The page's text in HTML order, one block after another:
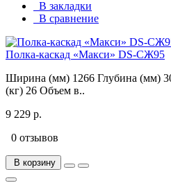
В закладки
В сравнение
Полка-каскад «Макси» DS-СЖ95
Ширина (мм) 1266 Глубина (мм)
(кг) 26 Объем в..
9 229 р.
0 отзывов
В корзину